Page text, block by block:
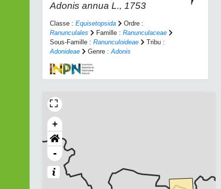
Adonis annua L., 1753
Classe : Equisetopsida
Ordre :
Ranunculales
Famille : Ranunculaceae
Sous-Famille : Ranunculoideae
Tribu :
Adonideae
Genre :Adonis
+
-